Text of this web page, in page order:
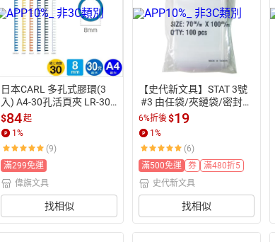
日本CARL 多孔式膠環(3
入) A4-30孔活頁夾 LR-300
8 LR-3010 LR-3012 LR-30
14【APP滿額下單10%點
數(單一帳號最高1500
點)】8/31止
$84起
1%
(9)
滿299免運
偉旗文具
找相似
【史代新文具】STAT 3號
#3 由任袋/夾鏈袋/密封袋
7×10cm (100入/包)
6%折後$19
1 %
(6)
滿500免運
券
滿480折5
史代新文具
找相似